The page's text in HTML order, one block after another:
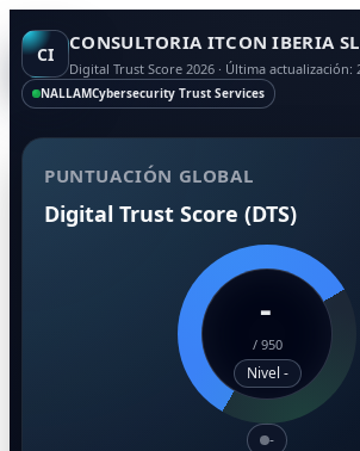
CI CONSULTORIA ITCON IBERIA SL
Digital Trust Score 2026 · Última actualización:
NALLAMCybersecurity Trust Services
PUNTUACIÓN GLOBAL
Digital Trust Score (DTS)
-
/ 950
Nivel -
-